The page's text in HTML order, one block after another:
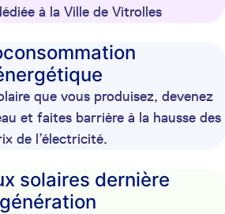
à la Ville de Vitrolles
que vous produisez, devenez
et faites barrière à la hausse des
de l’électricité.
solaires dernière
génération